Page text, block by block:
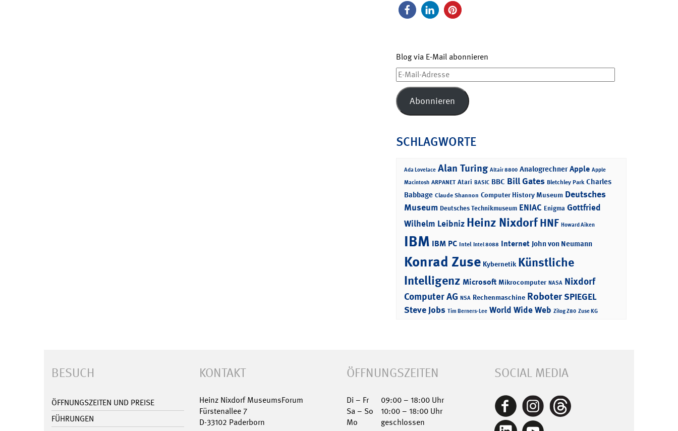
Blog via E-Mail abonnieren
E-
Mail-
Adresse
Abonnieren
SCHLAGWORTE
Ada Lovelace Alan Turing Altair 8800 Analogrechner Apple Apple
Macintosh ARPANET Atari BASIC BBC Bill Gates Bletchley Park Charles
Babbage Claude Shannon Computer History Museum Deutsches
Museum Deutsches Technikmuseum ENIAC Enigma Gottfried
Wilhelm Leibniz Heinz NixdorfHNF Howard Aiken
IBM IBM PC Intel Intel 8088 Internet John von Neumann
Konrad Zuse Kybernetik Künstliche
Intelligenz Microsoft Mikrocomputer NASA Nixdorf
Computer AG NSA Rechenmaschine RoboterSPIEGEL
Steve Jobs Tim Berners-Lee World Wide Web Zilog Z80 Zuse KG
BESUCH
ÖFFNUNGSZEITEN UND PREISE
FÜHRUNGEN
KONTAKT
Heinz Nixdorf MuseumsForum
Fürstenallee 7
D-33102 Paderborn
ÖFFNUNGSZEITEN
Di – Fr
09:00 – 18:00 Uhr
Sa – So
10:00 – 18:00 Uhr
Mo
geschlossen
SOCIAL MEDIA